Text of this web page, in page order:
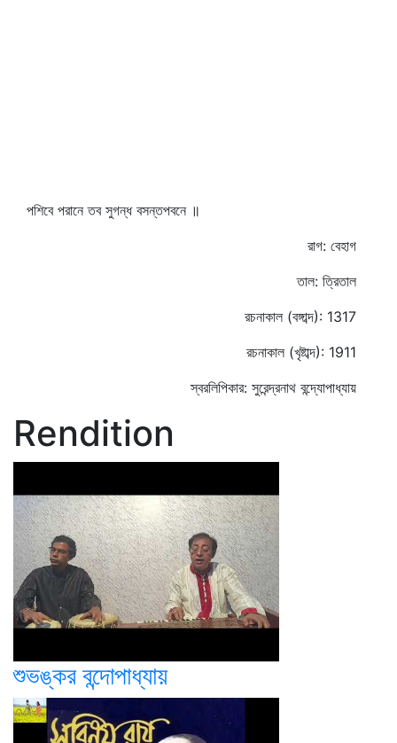
পশিবে পরানে তব সুগন্ধ বসন্তপবনে ॥
রাগ: বেহাগ
তাল: ত্রিতাল
রচনাকাল (বঙ্গাব্দ): 1317
রচনাকাল (খৃষ্টাব্দ): 1911
স্বরলিপিকার: সুরেন্দ্রনাথ বন্দ্যোপাধ্যায়
Rendition
শুভঙ্কর বন্দোপাধ্যায়